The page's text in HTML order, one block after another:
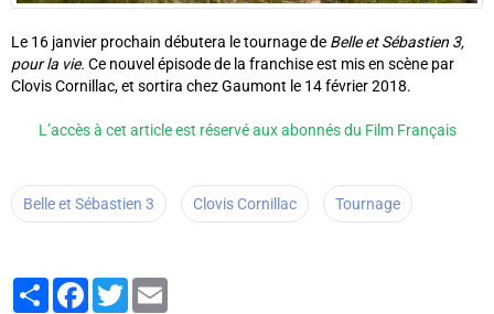
Le 16 janvier prochain débutera le tournage de Belle et Sébastien 3,
pour la vie. Ce nouvel épisode de la franchise est mis en scène par
Clovis Cornillac, et sortira chez Gaumont le 14 février 2018.
L’accès à cet article est réservé aux abonnés du Film Français
Belle et Sébastien 3 Clovis Cornillac Tournage
PartagerFacebook
Twitter